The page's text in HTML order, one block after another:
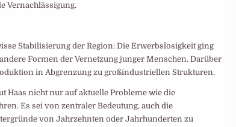
Vernachlässigung.
Stabilisierung der Region: Die Erwerbslosigkeit ging
Formen der Vernetzung junger Menschen. Darüber
in Abgrenzung zu großindustriellen Strukturen.
Haas nicht nur auf aktuelle Probleme wie die
Es sei von zentraler Bedeutung, auch die
von Jahrzehnten oder Jahrhunderten zu